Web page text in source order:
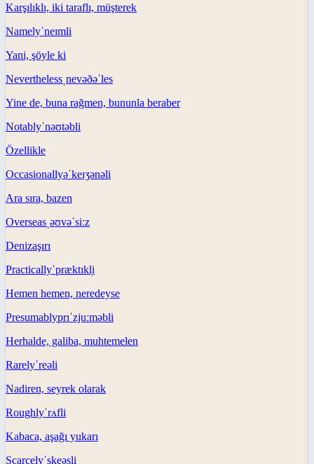
Karşılıklı, iki taraflı, müşterek
Namelyˈneɪmli
Yani, şöyle ki
Nevertheless ˌnevəðəˈles
Yine de, buna rağmen, bununla beraber
Notablyˈnəʊtəbli
Özellikle
Occasionallyəˈkeɪʒənəli
Ara sıra, bazen
Overseas ˌəʊvəˈsiːz
Denizaşırı
Practicallyˈpræktɪkl̩i
Hemen hemen, neredeyse
Presumablyprɪˈzjuːməbli
Herhalde, galiba, muhtemelen
Rarelyˈreəli
Nadiren, seyrek olarak
Roughlyˈrʌfli
Kabaca, aşağı yukarı
Scarcelyˈskeəsli